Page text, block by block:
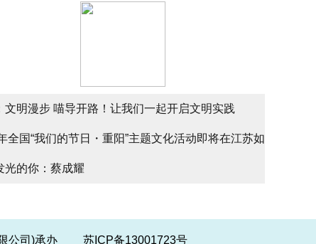
文明漫步 喵导开路！让我们一起开启文明实践
全国“我们的节日・重阳”主题文化活动即将在江苏如
光的你：蔡成耀
限公司)承办 苏ICP备13001723号